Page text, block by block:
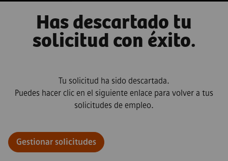
Has descartado tu
solicitud con éxito.
Tu solicitud ha sido descartada.
Puedes hacer clic en el siguiente enlace para volver a tus
solicitudes de empleo.
Gestionar solicitudes